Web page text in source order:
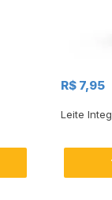
R$ 7,95
Leite